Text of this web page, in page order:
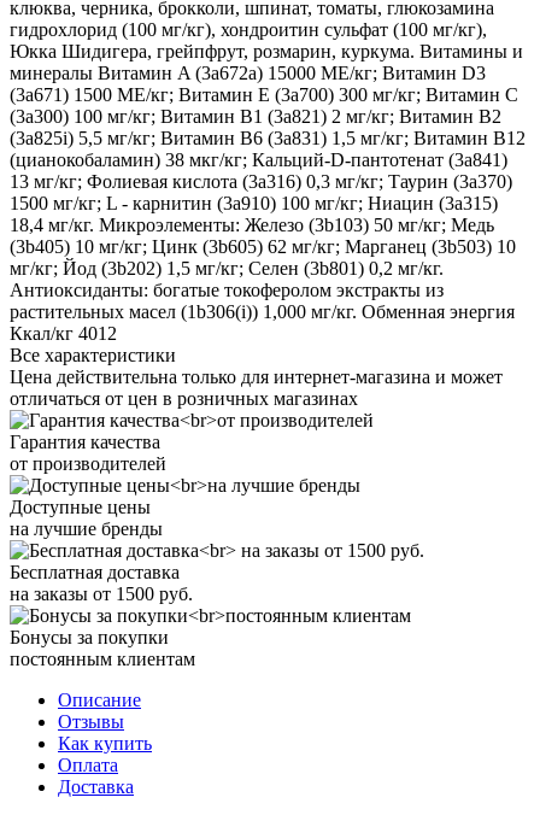
клюква, черника, брокколи, шпинат, томаты, глюкозамина
гидрохлорид (100 мг/кг), хондроитин сульфат (100 мг/кг),
Юкка Шидигера, грейпфрут, розмарин, куркума. Витамины и
минералы Витамин A (3a672a) 15000 МЕ/кг; Витамин D3
(3a671) 1500 МЕ/кг; Витамин Е (3a700) 300 мг/кг; Витамин C
(3a300) 100 мг/кг; Витамин B1 (3a821) 2 мг/кг; Витамин B2
(3a825i) 5,5 мг/кг; Витамин B6 (3a831) 1,5 мг/кг; Витамин B12
(цианокобаламин) 38 мкг/кг; Кальций-D-пантотенат (3a841)
13 мг/кг; Фолиевая кислота (3a316) 0,3 мг/кг; Таурин (3a370)
1500 мг/кг; L - карнитин (3a910) 100 мг/кг; Ниацин (3a315)
18,4 мг/кг. Микроэлементы: Железо (3b103) 50 мг/кг; Медь
(3b405) 10 мг/кг; Цинк (3b605) 62 мг/кг; Марганец (3b503) 10
мг/кг; Йод (3b202) 1,5 мг/кг; Селен (3b801) 0,2 мг/кг.
Антиоксиданты: богатые токоферолом экстракты из
растительных масел (1b306(i)) 1,000 мг/кг. Обменная энергия
Ккал/кг 4012
Все характеристики
Цена действительна только для интернет-магазина и может
отличаться от цен в розничных магазинах
Гарантия качества
от производителей
Доступные цены
на лучшие бренды
Бесплатная доставка
на заказы от 1500 руб.
Бонусы за покупки
постоянным клиентам
Описание
Отзывы
Как купить
Оплата
Доставка